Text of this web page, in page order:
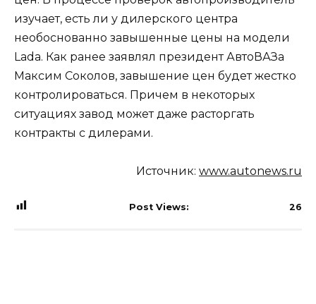
изучает, есть ли у дилерского центра
необоснованно завышенные цены на модели
Lada. Как ранее заявлял президент АвтоВАЗа
Максим Соколов, завышение цен будет жестко
контролироваться. Причем в некоторых
ситуациях завод может даже расторгать
контракты с дилерами.
Источник: www.autonews.ru
Post Views: 26